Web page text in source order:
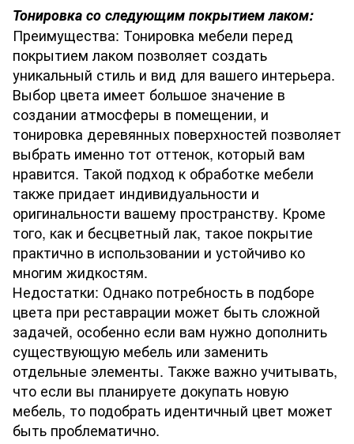
Тонировка со следующим покрытием лаком:
Преимущества: Тонировка мебели перед
покрытием лаком позволяет создать
уникальный стиль и вид для вашего интерьера.
Выбор цвета имеет большое значение в
создании атмосферы в помещении, и
тонировка деревянных поверхностей позволяет
выбрать именно тот оттенок, который вам
нравится. Такой подход к обработке мебели
также придает индивидуальности и
оригинальности вашему пространству. Кроме
того, как и бесцветный лак, такое покрытие
практично в использовании и устойчиво ко
многим жидкостям.
Недостатки: Однако потребность в подборе
цвета при реставрации может быть сложной
задачей, особенно если вам нужно дополнить
существующую мебель или заменить
отдельные элементы. Также важно учитывать,
что если вы планируете докупать новую
мебель, то подобрать идентичный цвет может
быть проблематично.